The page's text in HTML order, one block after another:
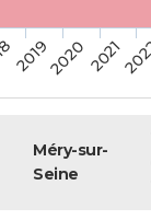
201920202021
Méry-sur-
Seine